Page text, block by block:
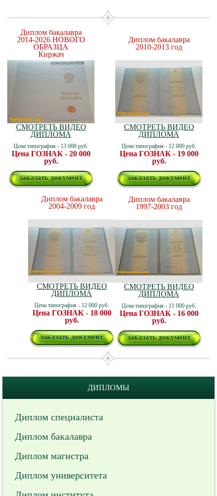
Диплом бакалавра
2014-2026 НОВОГО
ОБРАЗЦА
Киржач
СМОТРЕТЬ ВИДЕО
ДИПЛОМА
Цена типография - 13 000 руб.
Цена ГОЗНАК - 20 000
руб.
заказать документ
Диплом бакалавра
2010-2013 год
СМОТРЕТЬ ВИДЕО
ДИПЛОМА
Цена типография - 12 000 руб.
Цена ГОЗНАК - 19 000
руб.
заказать документ
Диплом бакалавра
2004-2009 год
СМОТРЕТЬ ВИДЕО
ДИПЛОМА
Цена типография - 12 000 руб.
Цена ГОЗНАК - 18 000
руб.
заказать документ
Диплом бакалавра
1997-2003 год
СМОТРЕТЬ ВИДЕО
ДИПЛОМА
Цена типография - 11 000 руб.
Цена ГОЗНАК - 16 000
руб.
заказать документ
ДИПЛОМЫ
Диплом специалиста
Диплом бакалавра
Диплом магистра
Диплом университета